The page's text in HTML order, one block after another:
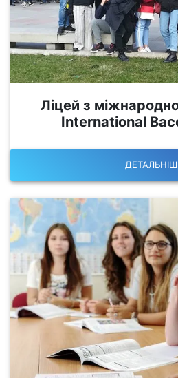
Ліцей з
International